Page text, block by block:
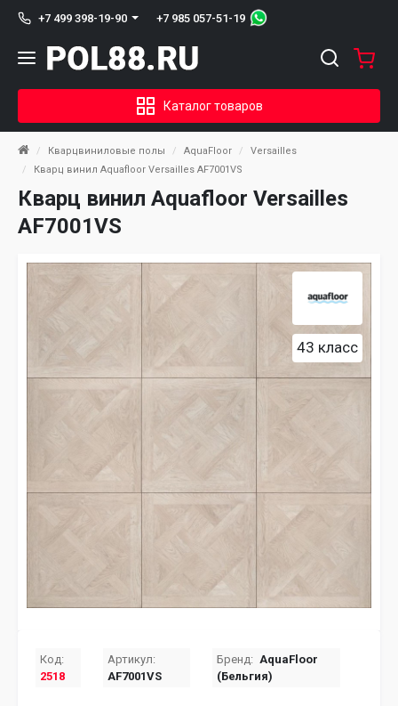
+7 499 398-19-90 +7 985 057-51-19
Каталог товаров
Кварцвиниловые полы AquaFloor
Versailles
Кварц винил Aquafloor Versailles AF7001VS
Кварц винил Aquafloor Versailles
AF7001VS
43 класс
Код:
2518
Артикул:
AF7001VS
Бренд: AquaFloor
(Бельгия)